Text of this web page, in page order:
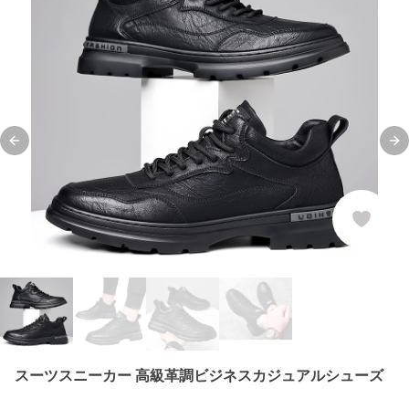
Previous slide
スーツスニーカー 高級革調ビジネスカジュアルシューズ